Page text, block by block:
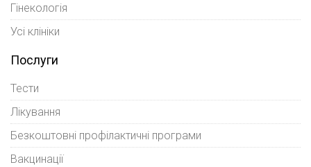
Гінекологія
Усі клініки
Послуги
Тести
Лікування
Безкоштовні профілактичні програми
Вакцинації